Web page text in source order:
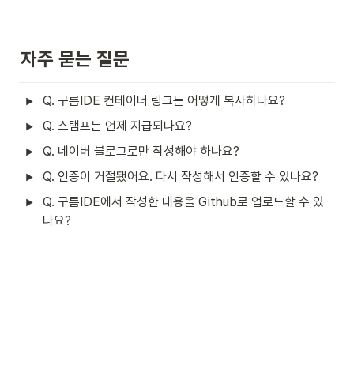
자주 묻는 질문
Q. 구름IDE 컨테이너 링크는 어떻게 복사하나요?
Q. 스탬프는 언제 지급되나요?
Q. 네이버 블로그로만 작성해야 하나요?
Q. 인증이 거절됐어요. 다시 작성해서 인증할 수 있나요?
Q. 구름IDE에서 작성한 내용을 Github로 업로드할 수 있
나요?